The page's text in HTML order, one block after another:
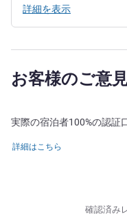
詳細を表示
お客様のご意
実際の宿泊者100%の認証
詳細はこちら
確認済み